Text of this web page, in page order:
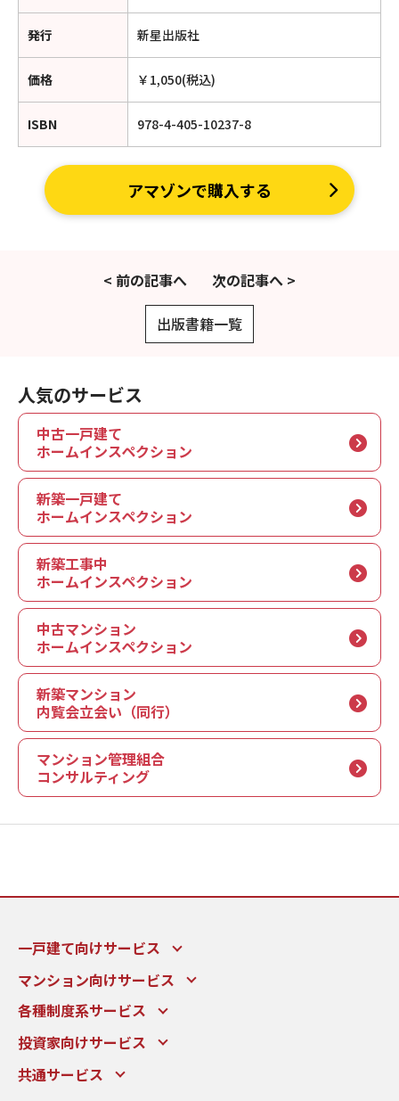
発行 新星出版社
価格 ￥1,050(税込)
ISBN 978-4-405-10237-8
アマゾンで購入する
< 前の記事へ 次の記事へ >
出版書籍一覧
人気のサービス
中古一戸建て
ホームインスペクション
新築一戸建て
ホームインスペクション
新築工事中
ホームインスペクション
中古マンション
ホームインスペクション
新築マンション
内覧会立会い（同行）
マンション管理組合
コンサルティング
一戸建て向けサービス
マンション向けサービス
各種制度系サービス
投資家向けサービス
共通サービス